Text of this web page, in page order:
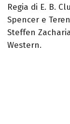
Regia di E. B.
Spencer e
Steffen
Western.